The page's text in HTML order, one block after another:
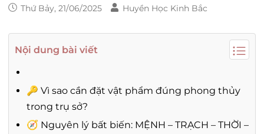
Thứ Bảy, 21/06/2025 Huyền Học Kinh Bắc
Nội dung bài viết
🔑 Vì sao cần đặt vật phẩm đúng phong thủy
trong trụ sở?
🧭 Nguyên lý bất biến: MỆNH – TRẠCH – THỜI –